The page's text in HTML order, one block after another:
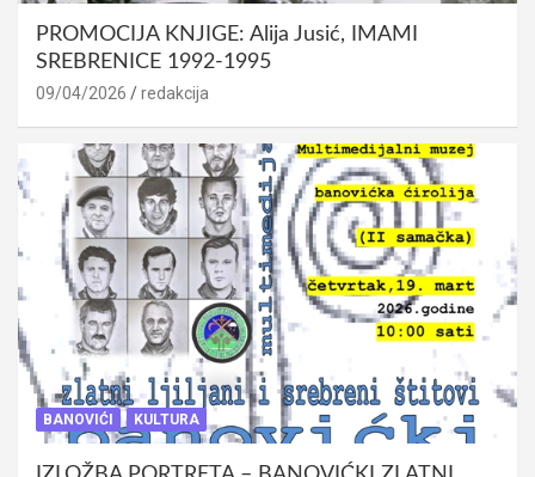
PROMOCIJA KNJIGE: Alija Jusić, IMAMI
SREBRENICE 1992-1995
09/04/2026 redakcija
BANOVIĆI KULTURA